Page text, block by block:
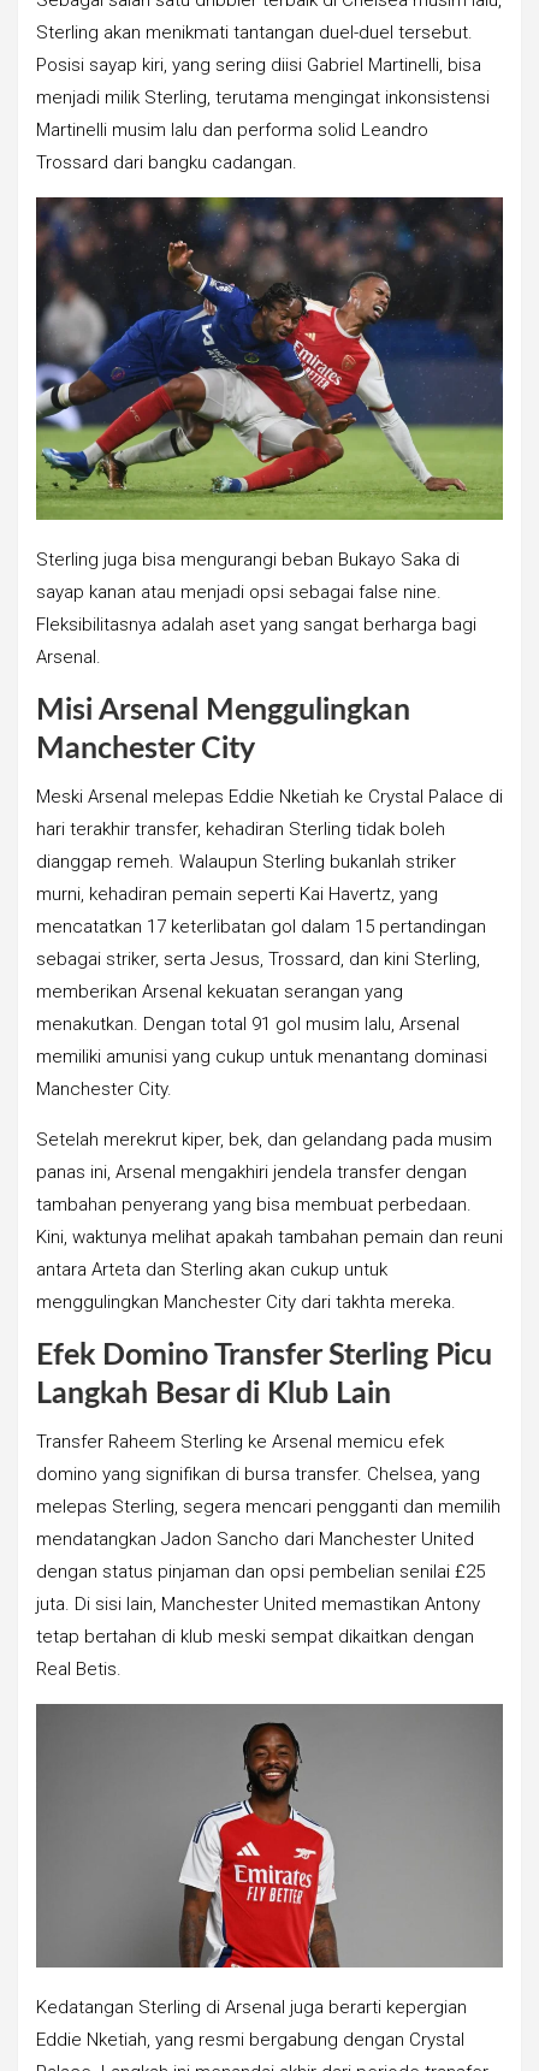
Sterling akan menikmati tantangan duel-duel tersebut.
Posisi sayap kiri, yang sering diisi Gabriel Martinelli, bisa
menjadi milik Sterling, terutama mengingat inkonsistensi
Martinelli musim lalu dan performa solid Leandro
Trossard dari bangku cadangan.
Sterling juga bisa mengurangi beban Bukayo Saka di
sayap kanan atau menjadi opsi sebagai false nine.
Fleksibilitasnya adalah aset yang sangat berharga bagi
Arsenal.
Misi Arsenal Menggulingkan
Manchester City
Meski Arsenal melepas Eddie Nketiah ke Crystal Palace di
hari terakhir transfer, kehadiran Sterling tidak boleh
dianggap remeh. Walaupun Sterling bukanlah striker
murni, kehadiran pemain seperti Kai Havertz, yang
mencatatkan 17 keterlibatan gol dalam 15 pertandingan
sebagai striker, serta Jesus, Trossard, dan kini Sterling,
memberikan Arsenal kekuatan serangan yang
menakutkan. Dengan total 91 gol musim lalu, Arsenal
memiliki amunisi yang cukup untuk menantang dominasi
Manchester City.
Setelah merekrut kiper, bek, dan gelandang pada musim
panas ini, Arsenal mengakhiri jendela transfer dengan
tambahan penyerang yang bisa membuat perbedaan.
Kini, waktunya melihat apakah tambahan pemain dan reuni
antara Arteta dan Sterling akan cukup untuk
menggulingkan Manchester City dari takhta mereka.
Efek Domino Transfer Sterling Picu
Langkah Besar di Klub Lain
Transfer Raheem Sterling ke Arsenal memicu efek
domino yang signifikan di bursa transfer. Chelsea, yang
melepas Sterling, segera mencari pengganti dan memilih
mendatangkan Jadon Sancho dari Manchester United
dengan status pinjaman dan opsi pembelian senilai £25
juta. Di sisi lain, Manchester United memastikan Antony
tetap bertahan di klub meski sempat dikaitkan dengan
Real Betis.
Kedatangan Sterling di Arsenal juga berarti kepergian
Eddie Nketiah, yang resmi bergabung dengan Crystal